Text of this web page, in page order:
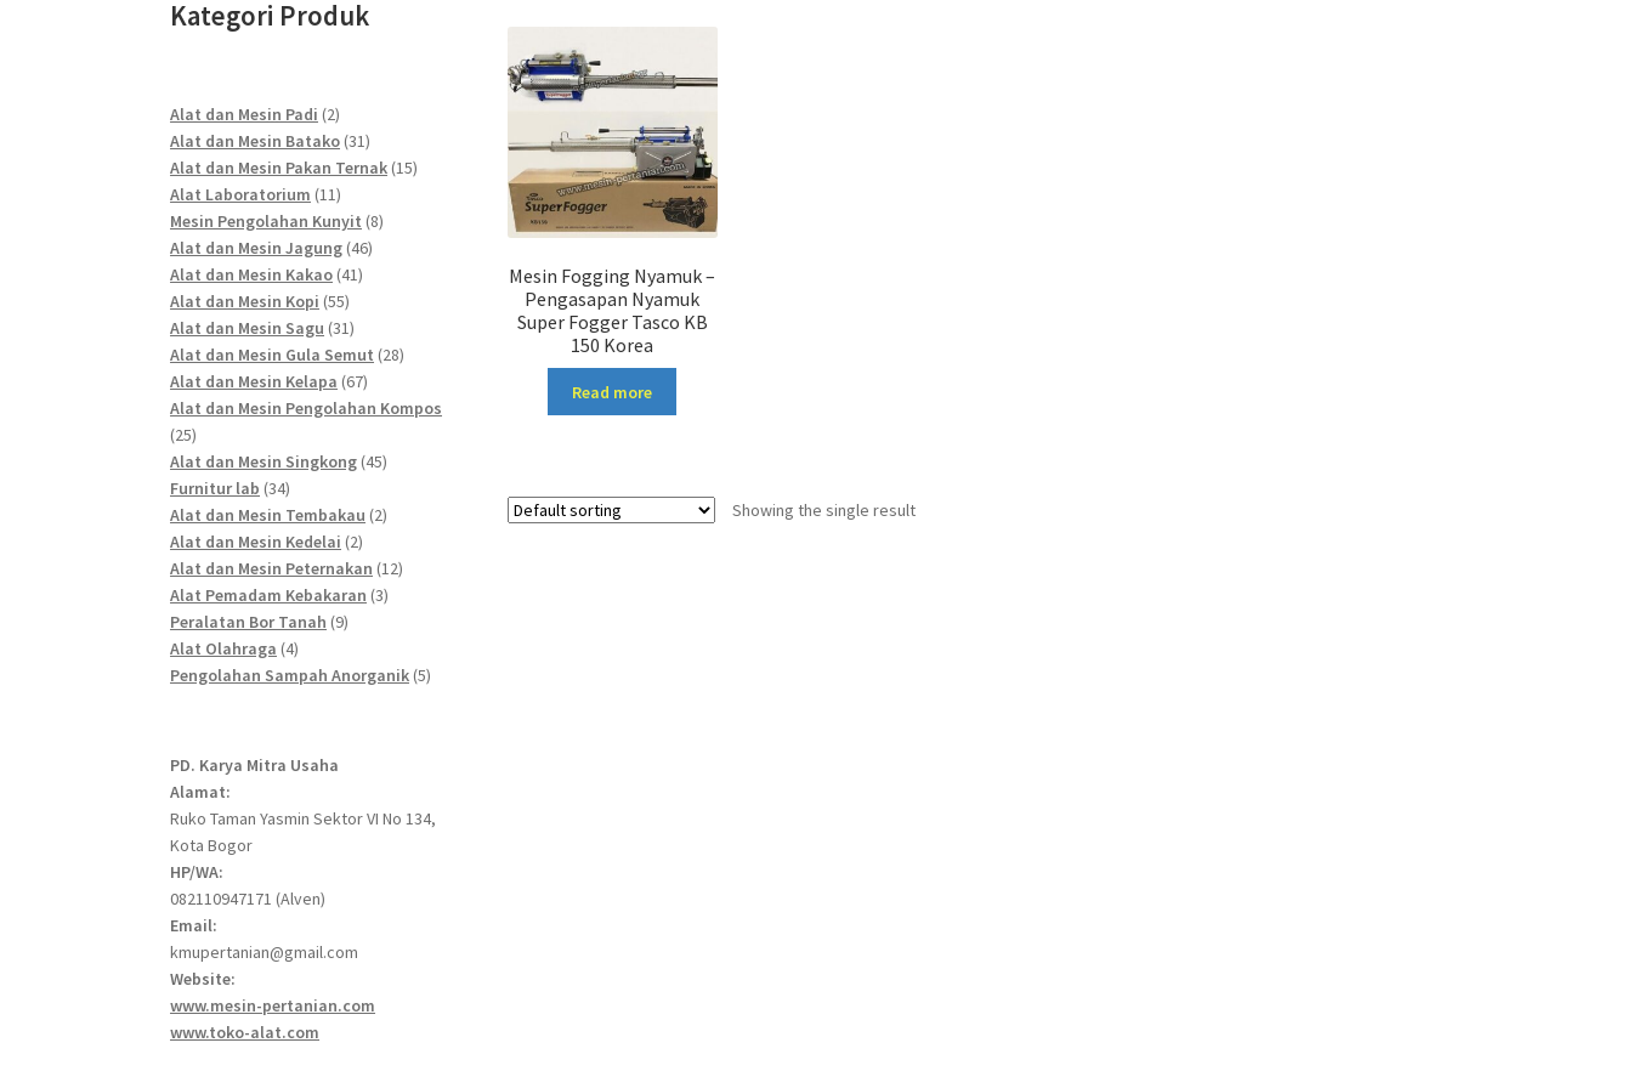
Mesin Fogging Nyamuk –
Pengasapan Nyamuk
Super Fogger Tasco KB
150 Korea
Read more
Showing the single result
Kategori Produk
Alat dan Mesin Padi 22
products
Alat dan Mesin Batako 3131
products
Alat dan Mesin Pakan Ternak 1515
Alat Laboratorium 1111
products
Mesin Pengolahan Kunyit 88
Alat dan Mesin Jagung 4646
Alat dan Mesin Kakao 4141
Alat dan Mesin Kopi 5555
products
Alat dan Mesin Sagu 3131
products
Alat dan Mesin Gula Semut 2828
Alat dan Mesin Kelapa 6767
products
Alat dan Mesin Pengolahan Kompos
2525
products
Alat dan Mesin Singkong 4545
Furnitur lab 3434
products
Alat dan Mesin Tembakau 22
Alat dan Mesin Kedelai 22
products
Alat dan Mesin Peternakan 1212
Alat Pemadam Kebakaran 33
Peralatan Bor Tanah 99
Alat Olahraga 44
products
Pengolahan Sampah Anorganik 55
PD. Karya Mitra Usaha
Alamat:
Ruko Taman Yasmin Sektor VI No 134,
Kota Bogor
HP/WA:
082110947171 (Alven)
Email:
kmupertanian@gmail.com
Website:
www.mesin-pertanian.com
www.toko-alat.com